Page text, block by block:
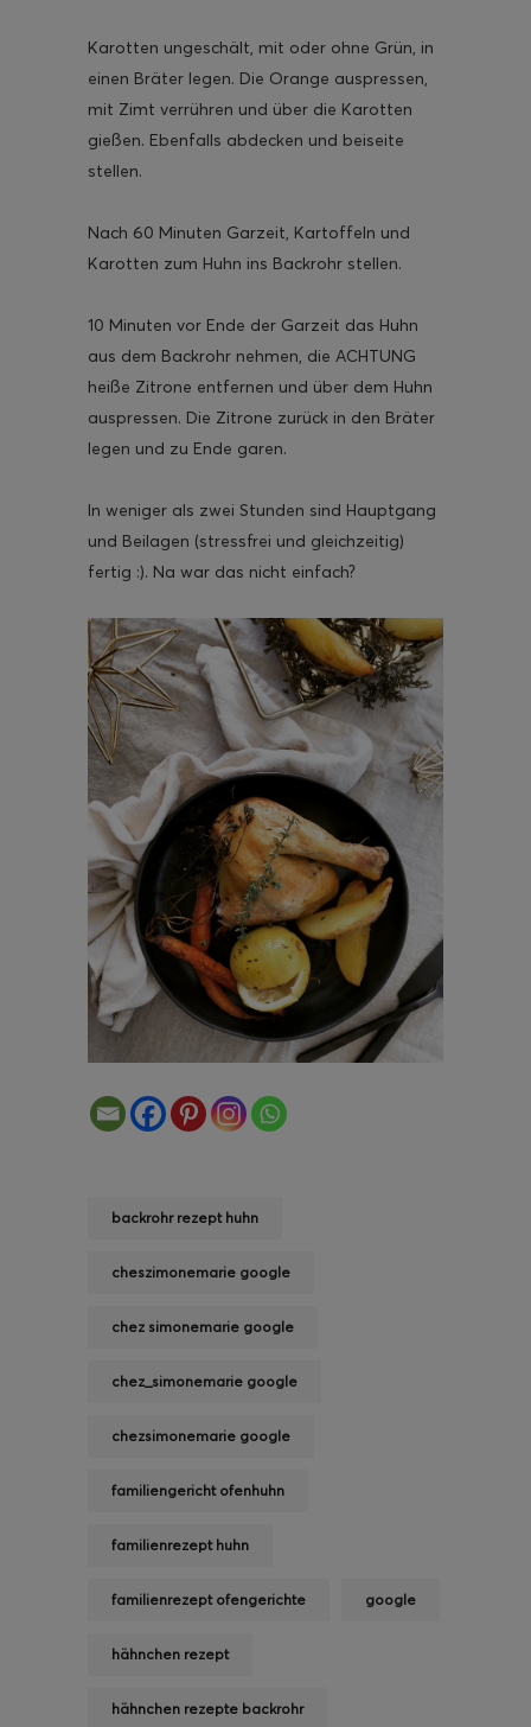
Karotten ungeschält, mit oder ohne Grün, in
einen Bräter legen. Die Orange auspressen,
mit Zimt verrühren und über die Karotten
gießen. Ebenfalls abdecken und beiseite
stellen.
Nach 60 Minuten Garzeit, Kartoffeln und
Karotten zum Huhn ins Backrohr stellen.
10 Minuten vor Ende der Garzeit das Huhn
aus dem Backrohr nehmen, die ACHTUNG
heiße Zitrone entfernen und über dem Huhn
auspressen. Die Zitrone zurück in den Bräter
legen und zu Ende garen.
In weniger als zwei Stunden sind Hauptgang
und Beilagen (stressfrei und gleichzeitig)
fertig :). Na war das nicht einfach?
backrohr rezept huhn
cheszimonemarie google
chez simonemarie google
chez_simonemarie google
chezsimonemarie google
familiengericht ofenhuhn
familienrezept huhn
familienrezept ofengerichte google
hähnchen rezept
hähnchen rezepte backrohr